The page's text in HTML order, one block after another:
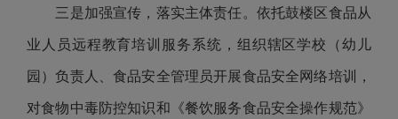
三是加强宣传，落实主体责任。依托鼓楼区食品从
业人员远程教育培训服务系统，组织辖区学校（幼儿
园）负责人、食品安全管理员开展食品安全网络培训，
对食物中毒防控知识和《餐饮服务食品安全操作规范》